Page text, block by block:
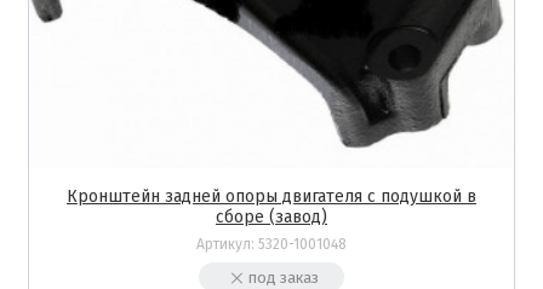
Кронштейн задней опоры двигателя с подушкой в
сборе (завод)
Артикул: 5320-1001048
под заказ